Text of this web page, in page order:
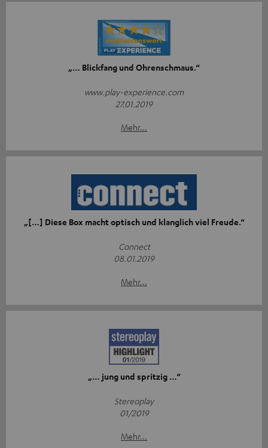
„… Blickfang und Ohrenschmaus.“
www.play-experience.com
27.01.2019
Mehr...
„[…] Diese Box macht optisch und klanglich viel Freude.“
Connect
08.01.2019
Mehr...
„… jung und spritzig …“
Stereoplay
01/2019
Mehr...